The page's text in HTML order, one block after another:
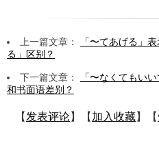
上一篇文章：
「〜てあげる」
る」区别？
下一篇文章：
「〜なくてもい
和书面语差别？
【 发表评论】【 加入收藏】【